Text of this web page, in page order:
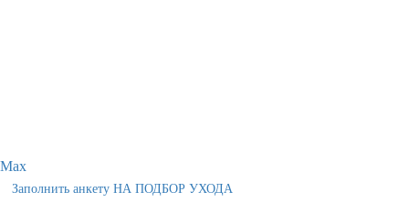
Max
Заполнить анкету НА ПОДБОР УХОДА